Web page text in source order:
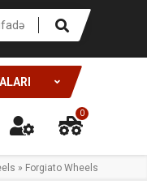
0
» Forgiato Wheels